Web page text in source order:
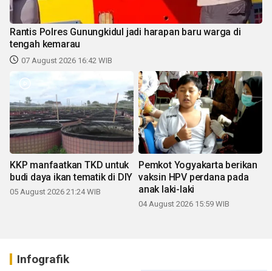
Rantis Polres Gunungkidul jadi harapan baru warga di
tengah kemarau
07 August 2026 16:42 WIB
KKP manfaatkan TKD untuk
budi daya ikan tematik di DIY
05 August 2026 21:24 WIB
Pemkot Yogyakarta berikan
vaksin HPV perdana pada
anak laki-laki
04 August 2026 15:59 WIB
Infografik